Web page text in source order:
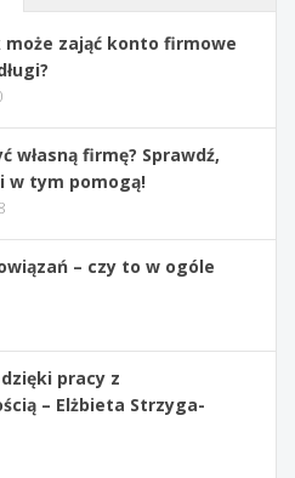
może zająć konto firmowe
własną firmę? Sprawdź,
w tym pomogą!
– czy to w ogóle
pracy z
– Elżbieta Strzyga-